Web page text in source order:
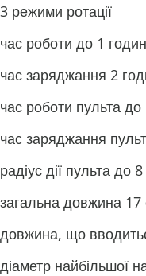
3 режими ротації
час роботи до 1
час заряджання 2
час роботи пульта
час заряджання
радіус дії пульта до
загальна довжина 17
довжина, що
діаметр найбільшої